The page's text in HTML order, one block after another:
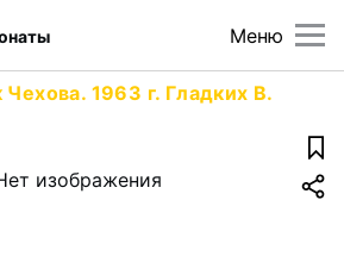
Меню
1963 г. Гладких В.
изображения